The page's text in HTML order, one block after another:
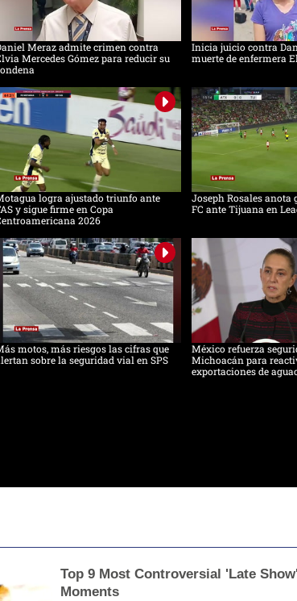
Meraz admite crimen contra
Mercedes Gómez para reducir su
Inicia juicio contra
muerte de enfermera
logra ajustado triunfo ante
y sigue firme en Copa
2026
Joseph Rosales anota
FC ante Tijuana en
motos, más riesgos las cifras que
sobre la seguridad vial en SPS
México refuerza
Michoacán para
exportaciones de
Top 9 Most Controversial 'Late Show'
Moments